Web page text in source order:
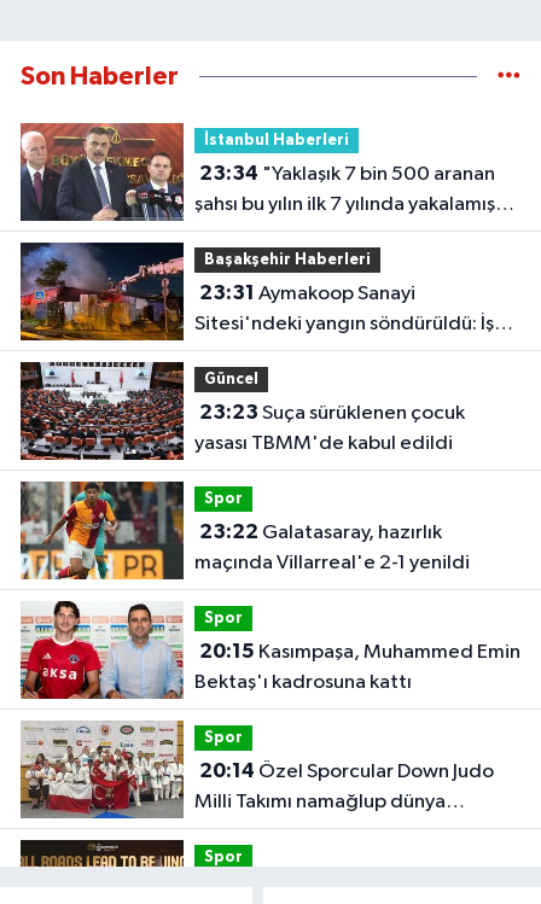
Son Haberler
İstanbul Haberleri
23:34
şahsı bu yılın ilk 7 yılında yakalamış
durumdayız"
Başakşehir Haberleri
23:31
Sitesi'ndeki yangın söndürüldü: İş
yeri kullanılamaz hale geldi
Güncel
23:23
yasası TBMM'de kabul edildi
Spor
23:22
maçında Villarreal'e 2-1 yenildi
Spor
20:15
Bektaş'ı kadrosuna kattı
Spor
20:14
Milli Takımı namağlup dünya
şampiyonu
Spor